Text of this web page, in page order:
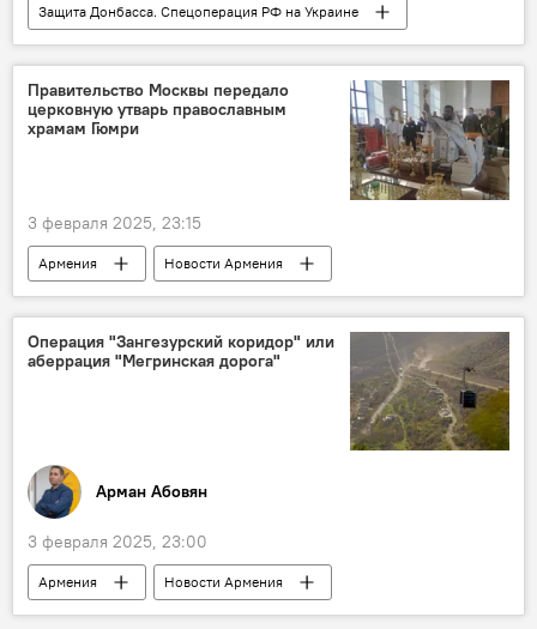
Защита Донбасса. Спецоперация РФ на Украине
ДНР
обстрел
Правительство Москвы передало
церковную утварь православным
храмам Гюмри
3 февраля 2025, 23:15
Армения
Новости Армения
Общество
Москва
храм
Операция "Зангезурский коридор" или
аберрация "Мегринская дорога"
Арман Абовян
3 февраля 2025, 23:00
Армения
Новости Армения
Колумнисты
Аналитика